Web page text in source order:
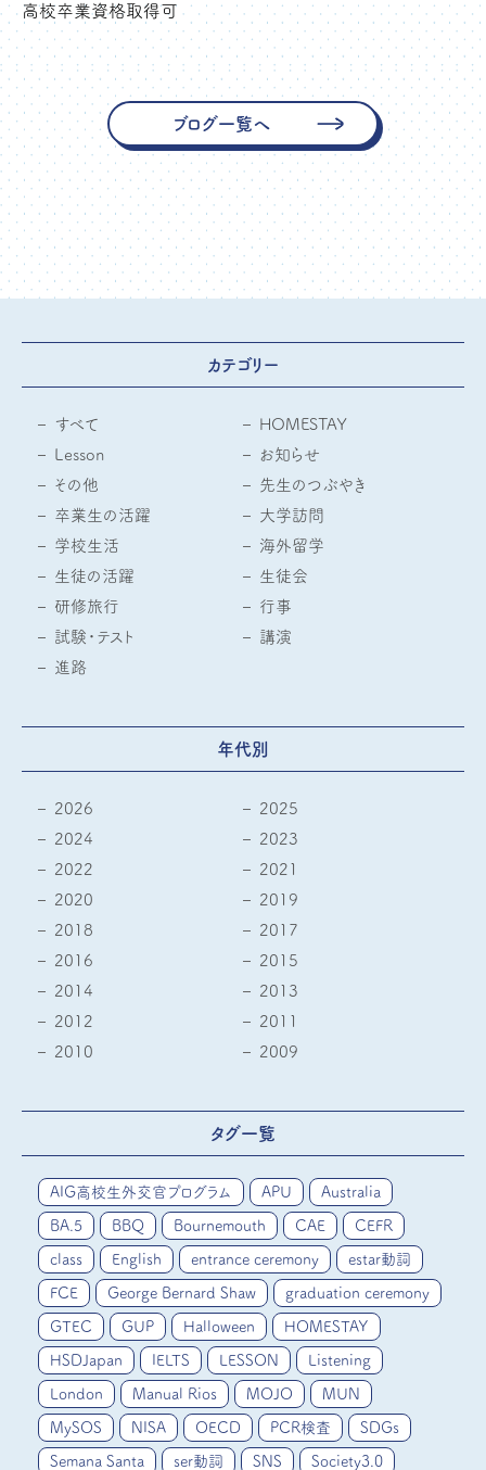
高校卒業資格取得可
ブログ一覧へ
カテゴリー
すべて
HOMESTAY
Lesson
お知らせ
その他
先生のつぶやき
卒業生の活躍
大学訪問
学校生活
海外留学
生徒の活躍
生徒会
研修旅行
行事
試験・テスト
講演
進路
年代別
2026
2025
2024
2023
2022
2021
2020
2019
2018
2017
2016
2015
2014
2013
2012
2011
2010
2009
タグ一覧
AIG高校生外交官プログラム APU Australia
BA.5 BBQ Bournemouth CAE CEFR
class English entrance ceremony estar動詞
FCE George Bernard Shaw graduation ceremony
GTEC GUP Halloween HOMESTAY
HSDJapan IELTS LESSON Listening
London Manual Rios MOJO MUN
MySOS NISA OECD PCR検査 SDGs
Semana Santa ser動詞 SNS Society3.0